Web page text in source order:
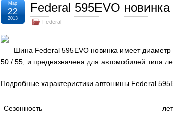
Federal 595EVO новинка
Federal
Мар
22
2013
Шина Federal 595EVO новинка имеет
50 / 55, и предназначена для автомобилей типа
Подробные характеристики автошины Federal
Сезонность